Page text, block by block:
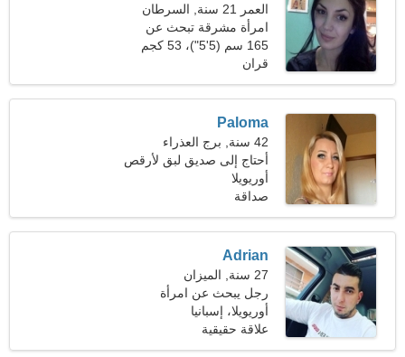
العمر 21 سنة, السرطان
امرأة مشرقة تبحث عن
علاقة حب
165 سم (5'5")، 53 كجم
(116 رطلا)
قران
Paloma
42 سنة, برج العذراء
أحتاج إلى صديق لبق لأرقص
أوريويلا
صداقة
Adrian
27 سنة, الميزان
رجل يبحث عن امرأة
أوريويلا، إسبانيا
علاقة حقيقية